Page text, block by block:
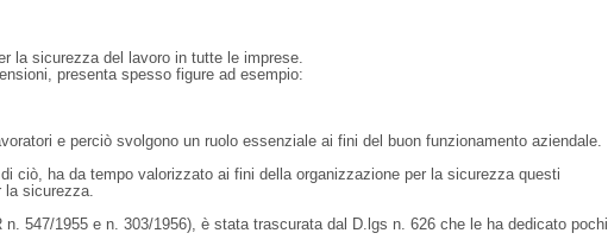
la sicurezza del lavoro in tutte le imprese.
presenta spesso figure ad esempio:
e perciò svolgono un ruolo essenziale ai fini del buon funzionamento aziendale.
ciò, ha da tempo valorizzato ai fini della organizzazione per la sicurezza questi
la sicurezza.
547/1955 e n. 303/1956), è stata trascurata dal D.lgs n. 626 che le ha dedicato pochi